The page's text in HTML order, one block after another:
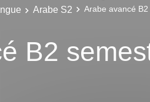
Arabe S2 Arabe avancé
B2